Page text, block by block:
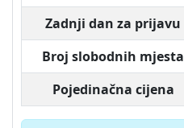
Zadnji dan za prijavu
Broj slobodnih mjesta
Pojedinačna cijena